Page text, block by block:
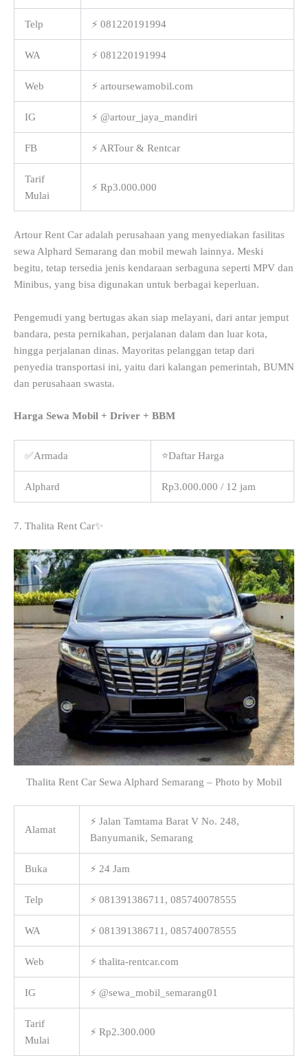
Telp ⚡ 081220191994
WA ⚡ 081220191994
Web ⚡ artoursewamobil.com
IG ⚡ @artour_jaya_mandiri
FB ⚡ ARTour & Rentcar
Tarif
Mulai
⚡ Rp3.000.000
Artour Rent Car adalah perusahaan yang menyediakan fasilitas
sewa Alphard Semarang dan mobil mewah lainnya. Meski
begitu, tetap tersedia jenis kendaraan serbaguna seperti MPV dan
Minibus, yang bisa digunakan untuk berbagai keperluan.
Pengemudi yang bertugas akan siap melayani, dari antar jemput
bandara, pesta pernikahan, perjalanan dalam dan luar kota,
hingga perjalanan dinas. Mayoritas pelanggan tetap dari
penyedia transportasi ini, yaitu dari kalangan pemerintah, BUMN
dan perusahaan swasta.
Harga Sewa Mobil + Driver + BBM
✅Armada ⭐Daftar Harga
Alphard Rp3.000.000 / 12 jam
7. Thalita Rent Car✨
Thalita Rent Car Sewa Alphard Semarang – Photo by Mobil
Alamat
⚡ Jalan Tamtama Barat V No. 248,
Banyumanik, Semarang
Buka ⚡ 24 Jam
Telp ⚡ 081391386711, 085740078555
WA ⚡ 081391386711, 085740078555
Web ⚡ thalita-rentcar.com
IG ⚡ @sewa_mobil_semarang01
Tarif
Mulai
⚡ Rp2.300.000